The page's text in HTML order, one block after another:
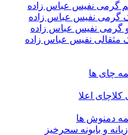
گرمی نفیس عباس زاده
گرمی نفیس عباس زاده
گرمی نفیس عباس زاده
مثقالی نفیس عباس زاده
چای ها
کلاچای اعلا
دمنوش ها
و بابونه سحرخیز